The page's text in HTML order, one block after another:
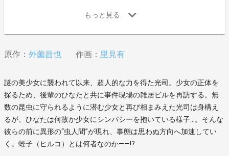
原作： 外薗昌也 作画： 里見有
謎の美少女に襲われて以来、超人的な力を得た光司。少女の正体を
探るため、後輩のひなたと共に事件現場の雑居ビルを再訪する。無
数の昆虫に守られるように潜む少女と再び相まみえた光司は身構え
るが、ひなたは何故か少女にシンパシーを抱いている様子…。そんな
彼らの前に異形の“虫人間”が現れ、事態は思わぬ方向へ加速してい
く。蛭子（ヒルコ）とは何者なのか――!?